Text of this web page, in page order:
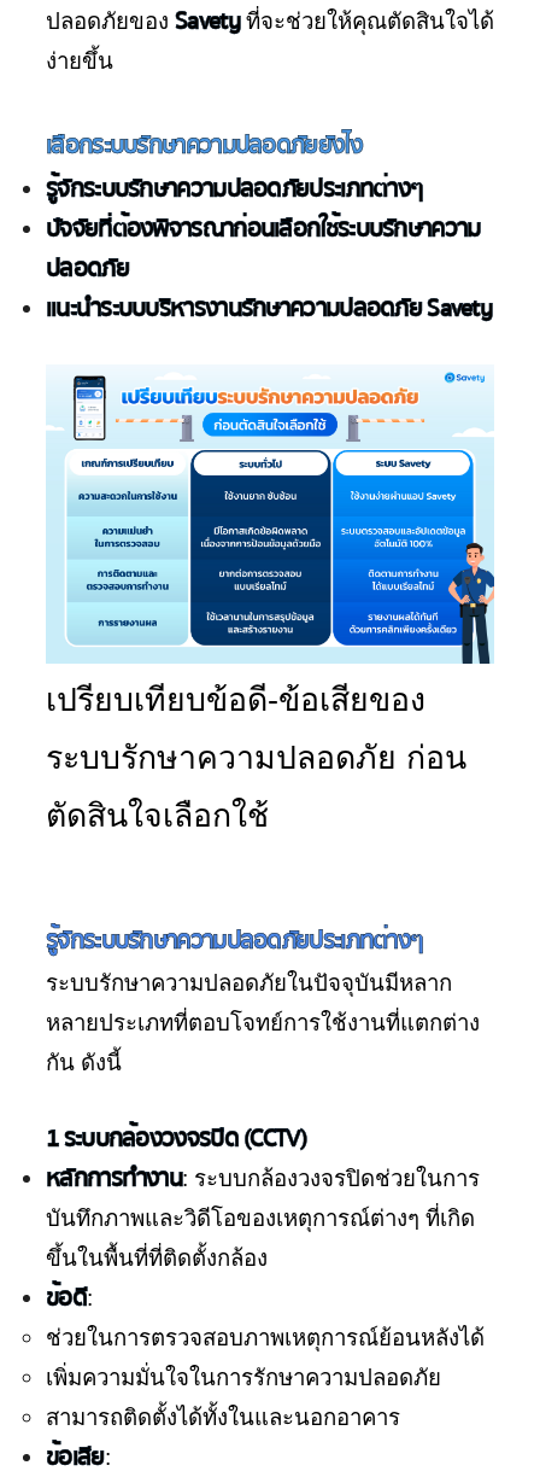
ปลอดภัยของ Savetyที่จะช่วยให้คุณตัดสินใจได้
ง่ายขึ้น
เลือกระบบรักษาความปลอดภัยยังไง
รู้จักระบบรักษาความปลอดภัยประเภทต่างๆ
ปัจจัยที่ต้องพิจารณาก่อนเลือกใช้ระบบรักษาความ
ปลอดภัย
แนะนำระบบบริหารงานรักษาความปลอดภัย Savety
เปรียบเทียบข้อดี-ข้อเสียของ
ระบบรักษาความปลอดภัย ก่อน
ตัดสินใจเลือกใช้
รู้จักระบบรักษาความปลอดภัยประเภทต่างๆ
ระบบรักษาความปลอดภัยในปัจจุบันมีหลาก
หลายประเภทที่ตอบโจทย์การใช้งานที่แตกต่าง
กัน ดังนี้
1 ระบบกล้องวงจรปิด (CCTV)
หลักการทำงาน: ระบบกล้องวงจรปิดช่วยในการ
บันทึกภาพและวิดีโอของเหตุการณ์ต่างๆ ที่เกิด
ขึ้นในพื้นที่ที่ติดตั้งกล้อง
ข้อดี:
ช่วยในการตรวจสอบภาพเหตุการณ์ย้อนหลังได้
เพิ่มความมั่นใจในการรักษาความปลอดภัย
สามารถติดตั้งได้ทั้งในและนอกอาคาร
ข้อเสีย: